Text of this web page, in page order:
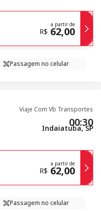
a partir de
R$ 62,00
Passagem no celular
Viaje Com Vb Transportes
00:30
Indaiatuba, SP
a partir de
R$ 62,00
Passagem no celular